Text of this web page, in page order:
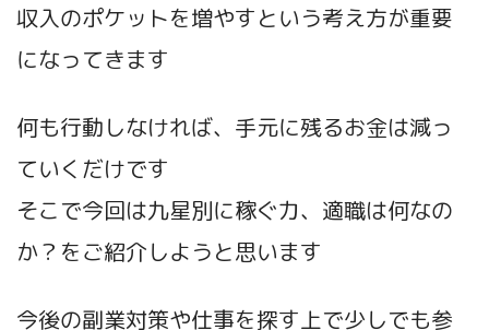
収入のポケットを増やすという考え方が重要
になってきます
何も行動しなければ、手元に残るお金は減っ
ていくだけです
そこで今回は九星別に稼ぐ力、適職は何なの
か？をご紹介しようと思います
今後の副業対策や仕事を探す上で少しでも参